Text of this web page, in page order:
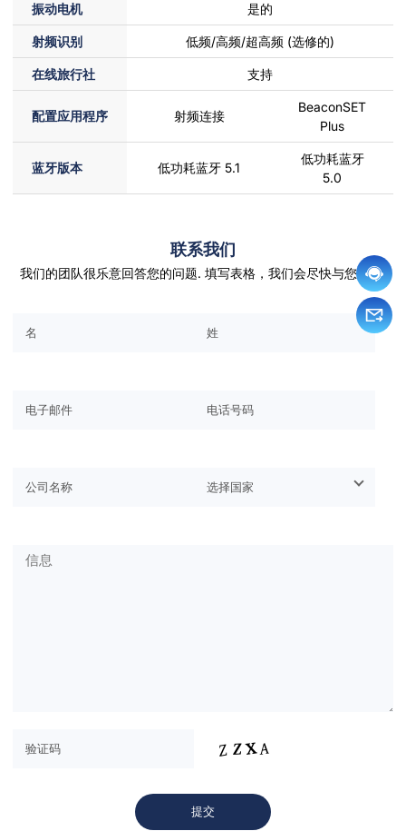
振动电机 是的
射频识别 低频/高频/超高频 (选修的)
在线旅行社 支持
配置应用程序 射频连接
BeaconSET
Plus
蓝牙版本 低功耗蓝牙 5.1
低功耗蓝牙
5.0
联系我们
我们的团队很乐意回答您的问题. 填写表格，我们会尽快与您联系.